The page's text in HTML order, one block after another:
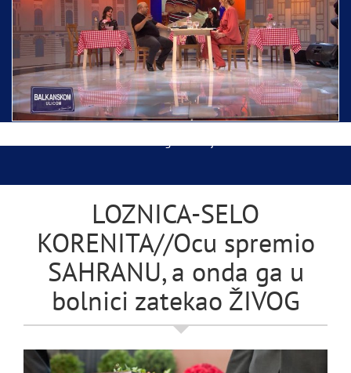
Ispraćaj Pojasa Presvete Bogorodice danas iz
Hrama Svetog Save
LOZNICA-SELO
KORENITA//Ocu spremio
SAHRANU, a onda ga u
bolnici zatekao ŽIVOG